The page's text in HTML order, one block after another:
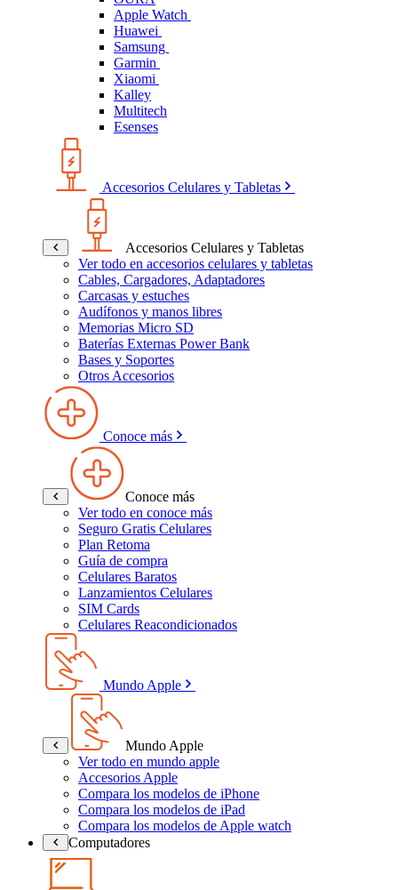
Apple Watch
Huawei
Samsung
Garmin
Xiaomi
Kalley
Multitech
Esenses
Accesorios Celulares y Tabletas
Accesorios Celulares y Tabletas
Ver todo en accesorios celulares y tabletas
Cables, Cargadores, Adaptadores
Carcasas y estuches
Audífonos y manos libres
Memorias Micro SD
Baterías Externas Power Bank
Bases y Soportes
Otros Accesorios
Conoce más
Conoce más
Ver todo en conoce más
Seguro Gratis Celulares
Plan Retoma
Guía de compra
Celulares Baratos
Lanzamientos Celulares
SIM Cards
Celulares Reacondicionados
Mundo Apple
Mundo Apple
Ver todo en mundo apple
Accesorios Apple
Compara los modelos de iPhone
Compara los modelos de iPad
Compara los modelos de Apple watch
Computadores